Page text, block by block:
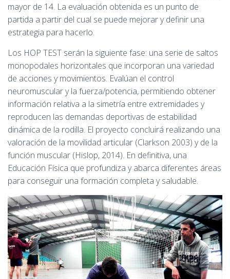
mayor de 14. La evaluación obtenida es un punto de
partida a partir del cual se puede mejorar y definir una
estrategia para hacerlo.
Los HOP TEST serán la siguiente fase: una serie de saltos
monopodales horizontales que incorporan una variedad
de acciones y movimientos. Evalúan el control
neuromuscular y la fuerza/potencia, permitiendo obtener
información relativa a la simetría entre extremidades y
reproducen las demandas deportivas de estabilidad
dinámica de la rodilla. El proyecto concluirá realizando una
valoración de la movilidad articular (Clarkson 2003) y de la
función muscular (Hislop, 2014). En definitiva, una
Educación Física que profundiza y abarca diferentes áreas
para conseguir una formación completa y saludable.